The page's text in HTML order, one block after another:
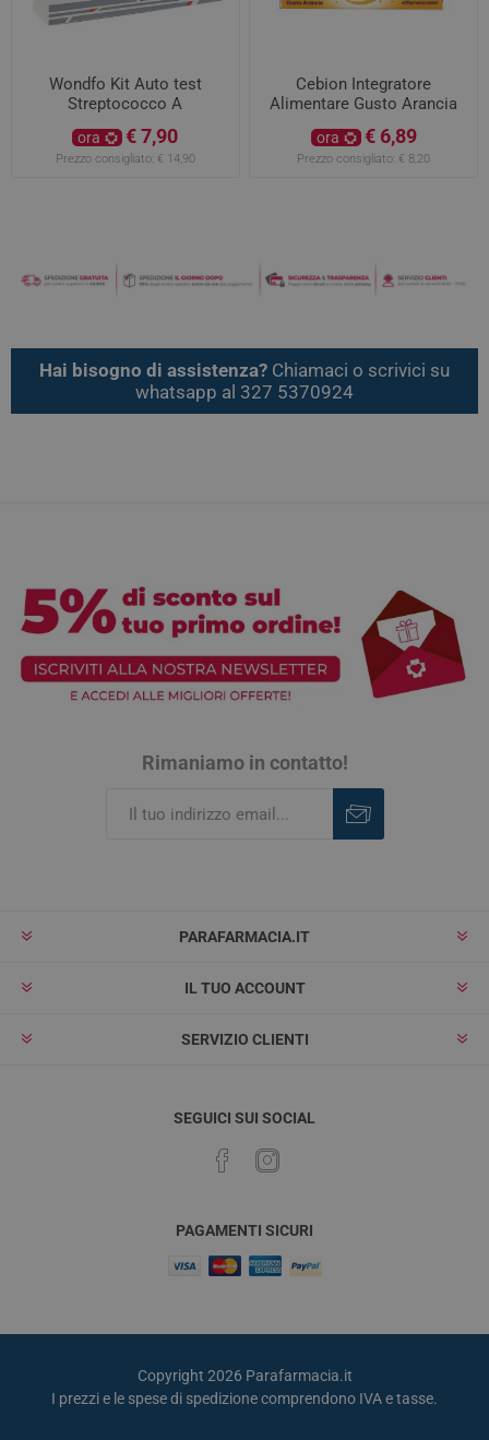
Wondfo Kit Auto test
Streptococco A
ora € 7,90
Prezzo consigliato: € 14,90
Cebion Integratore
Alimentare Gusto Arancia
Effervescenti
ora € 6,89
Prezzo consigliato: € 8,20
Hai bisogno di assistenza? Chiamaci o scrivici su
whatsapp al 327 5370924
Rimaniamo in contatto!
PARAFARMACIA.IT
IL TUO ACCOUNT
SERVIZIO CLIENTI
SEGUICI SUI SOCIAL
PAGAMENTI SICURI
Copyright 2026 Parafarmacia.it
I prezzi e le spese di spedizione comprendono IVA e tasse.